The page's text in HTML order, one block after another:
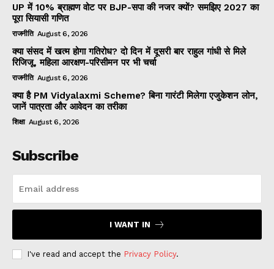
UP में 10% ब्राह्मण वोट पर BJP-सपा की नजर क्यों? समझिए 2027 का
पूरा सियासी गणित
राजनीति August 6, 2026
क्या संसद में खत्म होगा गतिरोध? दो दिन में दूसरी बार राहुल गांधी से मिले
रिजिजू, महिला आरक्षण-परिसीमन पर भी चर्चा
राजनीति August 6, 2026
क्या है PM Vidyalaxmi Scheme? बिना गारंटी मिलेगा एजुकेशन लोन,
जानें पात्रता और आवेदन का तरीका
शिक्षा August 6, 2026
Subscribe
I WANT IN
I've read and accept the Privacy Policy.